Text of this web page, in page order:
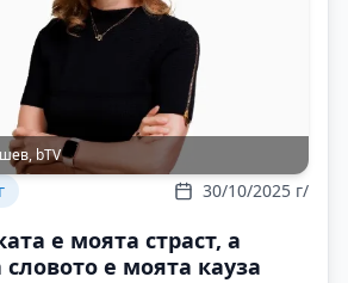
bTV
30/10/2025 г/
е моята страст, а
е моята кауза